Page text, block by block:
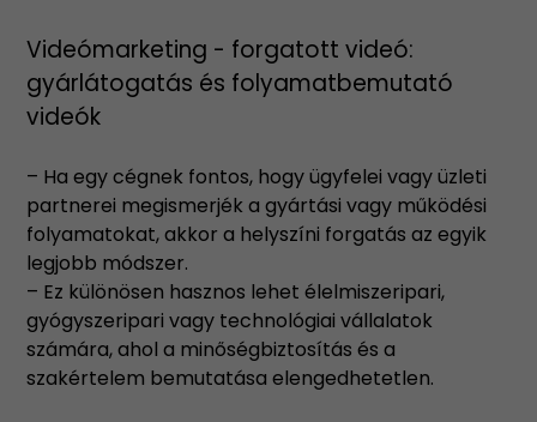
Videómarketing - forgatott videó:
gyárlátogatás és folyamatbemutató
videók
– Ha egy cégnek fontos, hogy ügyfelei vagy üzleti
partnerei megismerjék a gyártási vagy működési
folyamatokat, akkor a helyszíni forgatás az egyik
legjobb módszer.
– Ez különösen hasznos lehet élelmiszeripari,
gyógyszeripari vagy technológiai vállalatok
számára, ahol a minőségbiztosítás és a
szakértelem bemutatása elengedhetetlen.